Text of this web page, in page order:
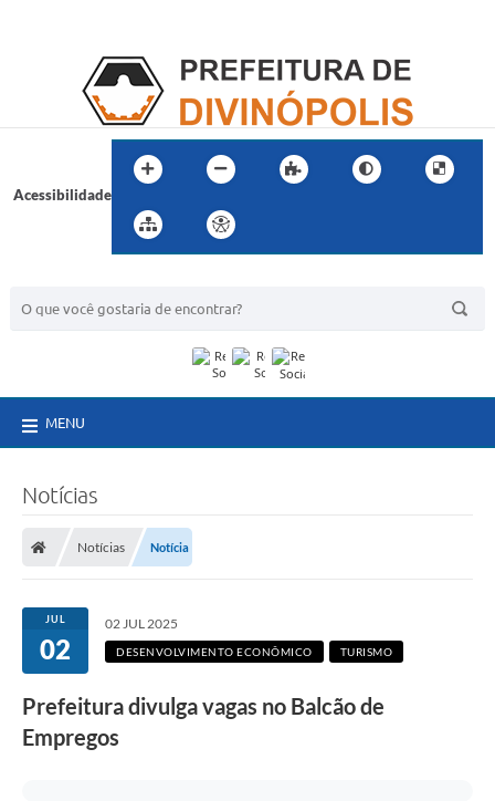
Acessibilidade
MENU
Notícias
Notícias Notícia
JUL
02
02 JUL 2025
DESENVOLVIMENTO ECONÔMICO TURISMO
Prefeitura divulga vagas no Balcão de
Empregos